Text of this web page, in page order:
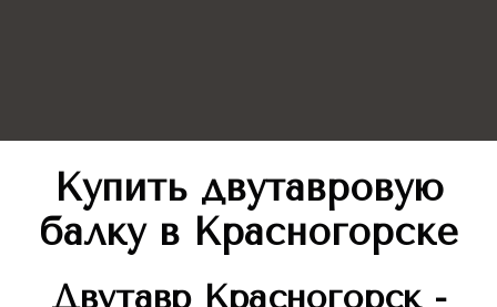
Купить двутавровую
балку в Красногорске
ДвутаврКрасногорск -